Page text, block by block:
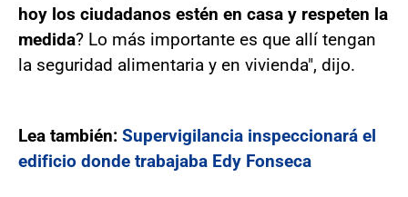
hoy los ciudadanos estén en casa y respeten la
medida? Lo más importante es que allí tengan
la seguridad alimentaria y en vivienda", dijo.
Lea también: Supervigilancia inspeccionará el
edificio donde trabajaba Edy Fonseca